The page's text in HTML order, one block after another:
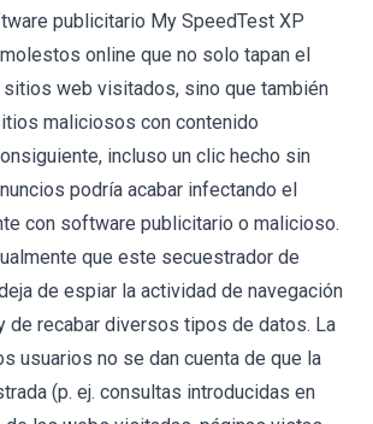
publicitario My SpeedTest XP
online que no solo tapan el
web visitados, sino que también
maliciosos con contenido
incluso un clic hecho sin
podría acabar infectando el
con software publicitario o malicioso.
que este secuestrador de
de espiar la actividad de navegación
de recabar diversos tipos de datos. La
usuarios no se dan cuenta de que la
(p. ej. consultas introducidas en